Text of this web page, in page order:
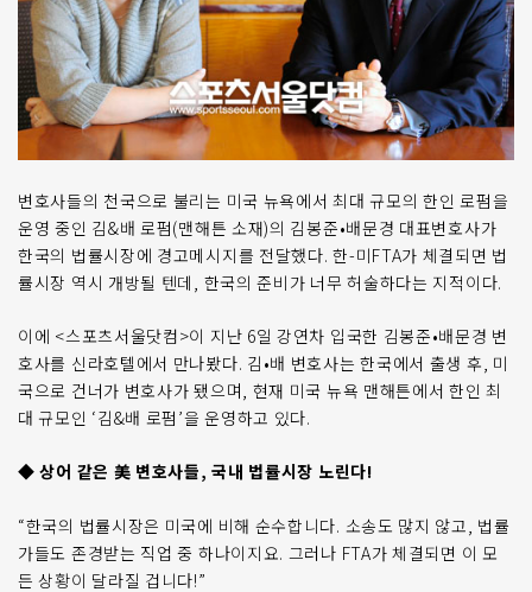
변호사들의 천국으로 불리는 미국 뉴욕에서 최대 규모의 한인 로펌을
운영 중인 김&배 로펌(맨해튼 소재)의 김봉준•배문경 대표변호사가
한국의 법률시장에 경고메시지를 전달했다. 한-미FTA가 체결되면 법
률시장 역시 개방될 텐데, 한국의 준비가 너무 허술하다는 지적이다.
이에 <스포츠서울닷컴>이 지난 6일 강연차 입국한 김봉준•배문경 변
호사를 신라호텔에서 만나봤다. 김•배 변호사는 한국에서 출생 후, 미
국으로 건너가 변호사가 됐으며, 현재 미국 뉴욕 맨해튼에서 한인 최
대 규모인 ‘김&배 로펌’을 운영하고 있다.
◆ 상어 같은 美 변호사들, 국내 법률시장 노린다!
“한국의 법률시장은 미국에 비해 순수합니다. 소송도 많지 않고, 법률
가들도 존경받는 직업 중 하나이지요. 그러나 FTA가 체결되면 이 모
든 상황이 달라질 겁니다!”